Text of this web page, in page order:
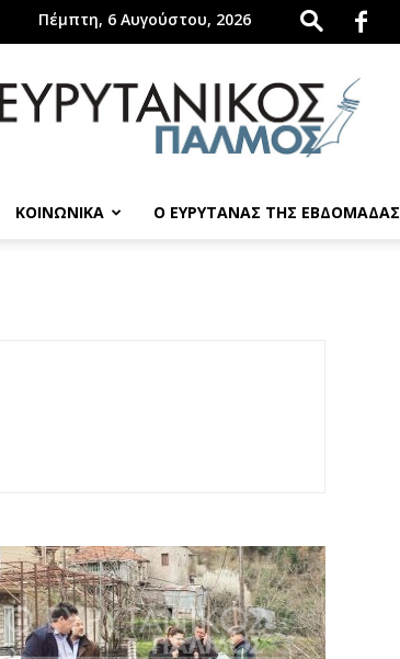
Πέμπτη, 6 Αυγούστου, 2026
ΚΟΙΝΩΝΙΚΑ Ο ΕΥΡΥΤΑΝΑΣ ΤΗΣ ΕΒΔΟΜΑΔΑΣ